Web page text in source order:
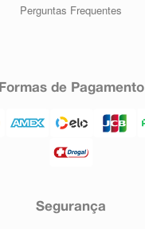
Perguntas Frequentes
Formas de Pagamento
Segurança